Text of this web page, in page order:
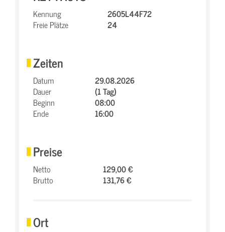
Kennung
2605L44F72
Freie Plätze
24
Zeiten
Datum
29.08.2026
Dauer
(1 Tag)
Beginn
08:00
Ende
16:00
Preise
Netto
129,00 €
Brutto
131,76 €
Ort